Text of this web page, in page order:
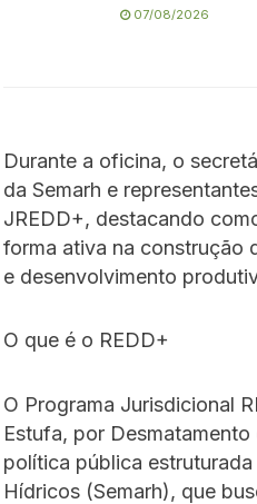
07/08/2026
Durante a oficina, o
da Semarh e
JREDD+, destacando
forma ativa na construção
e desenvolvimento
O que é o REDD+
O Programa Jurisdicional
Estufa, por
política pública
Hídricos (Semarh), que